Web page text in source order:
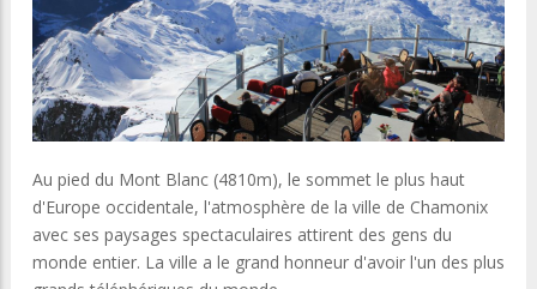
Au pied du Mont Blanc (4810m), le sommet le plus haut
d'Europe occidentale, l'atmosphère de la ville de Chamonix
avec ses paysages spectaculaires attirent des gens du
monde entier. La ville a le grand honneur d'avoir l'un des plus